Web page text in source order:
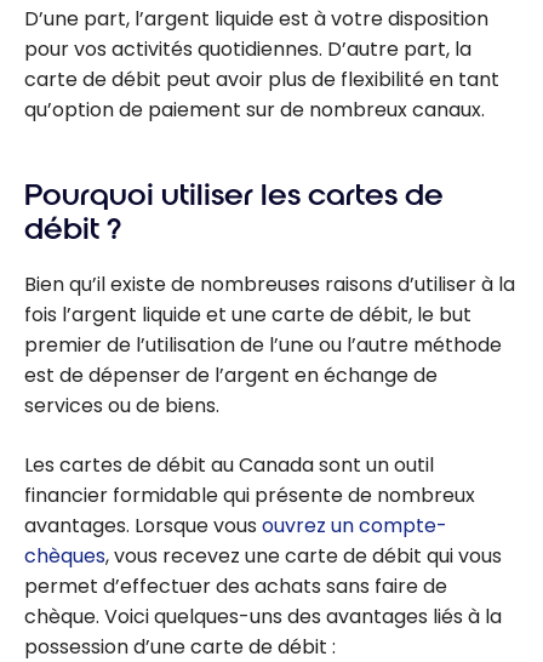
D’une part, l’argent liquide est à votre disposition
pour vos activités quotidiennes. D’autre part, la
carte de débit peut avoir plus de flexibilité en tant
qu’option de paiement sur de nombreux canaux.
Pourquoi utiliser les cartes de
débit ?
Bien qu’il existe de nombreuses raisons d’utiliser à la
fois l’argent liquide et une carte de débit, le but
premier de l’utilisation de l’une ou l’autre méthode
est de dépenser de l’argent en échange de
services ou de biens.
Les cartes de débit au Canada sont un outil
financier formidable qui présente de nombreux
avantages. Lorsque vous ouvrez un compte-
chèques, vous recevez une carte de débit qui vous
permet d’effectuer des achats sans faire de
chèque. Voici quelques-uns des avantages liés à la
possession d’une carte de débit :